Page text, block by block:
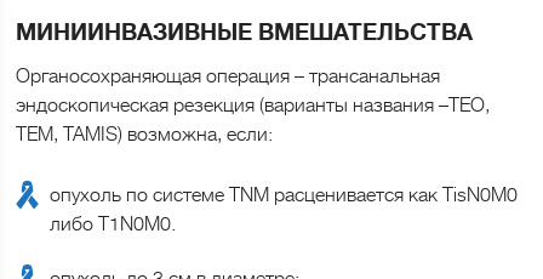
МИНИИНВАЗИВНЫЕ ВМЕШАТЕЛЬСТВА
Органосохраняющая операция – трансанальная
эндоскопическая резекция (варианты названия –TEO,
TEM, TAMIS) возможна, если:
опухоль по системе TNM расценивается как TisN0M0
либо T1N0M0.